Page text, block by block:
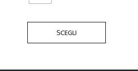
SCEGLI
prodotto